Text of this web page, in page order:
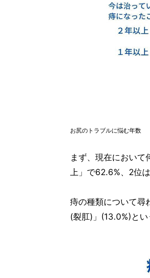
お尻のトラブルに悩む年数
まず、現在において
上」で62.6%、2位
痔の種類について尋
(裂肛)」(13.0%)とい